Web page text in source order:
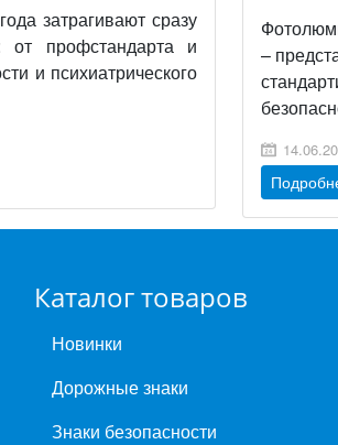
затрагивают сразу
от профстандарта и
и психиатрического
–
Каталог товаров
Новинки
Дорожные знаки
Знаки безопасности